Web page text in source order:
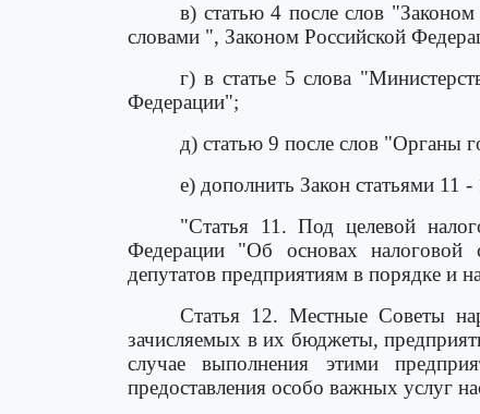
в) статью 4 после слов
словами ", Законом Российской
г) в статье 5 слова
Федерации";
д) статью 9 после слов "Органы
е) дополнить Закон статьями 11
"Статья 11. Под целевой
Федерации "Об основах налоговой
депутатов предприятиям в порядке и
Статья 12. Местные Советы
зачисляемых в их бюджеты,
случае выполнения этими
предоставления особо важных услуг